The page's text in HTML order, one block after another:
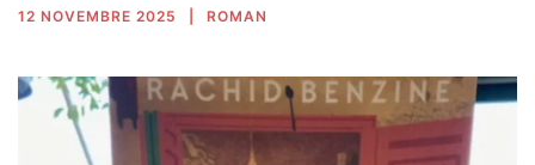
12 NOVEMBRE 2025 ROMAN